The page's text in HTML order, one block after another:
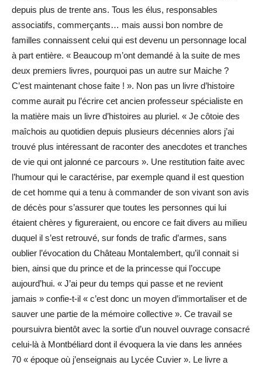
depuis plus de trente ans. Tous les élus, responsables
associatifs, commerçants… mais aussi bon nombre de
familles connaissent celui qui est devenu un personnage local
à part entière. « Beaucoup m’ont demandé à la suite de mes
deux premiers livres, pourquoi pas un autre sur Maiche ?
C’est maintenant chose faite ! ». Non pas un livre d’histoire
comme aurait pu l’écrire cet ancien professeur spécialiste en
la matière mais un livre d’histoires au pluriel. « Je côtoie des
maîchois au quotidien depuis plusieurs décennies alors j’ai
trouvé plus intéressant de raconter des anecdotes et tranches
de vie qui ont jalonné ce parcours ». Une restitution faite avec
l’humour qui le caractérise, par exemple quand il est question
de cet homme qui a tenu à commander de son vivant son avis
de décès pour s’assurer que toutes les personnes qui lui
étaient chères y figureraient, ou encore ce fait divers au milieu
duquel il s’est retrouvé, sur fonds de trafic d’armes, sans
oublier l’évocation du Château Montalembert, qu’il connait si
bien, ainsi que du prince et de la princesse qui l’occupe
aujourd’hui. « J’ai peur du temps qui passe et ne revient
jamais » confie-t-il « c’est donc un moyen d’immortaliser et de
sauver une partie de la mémoire collective ». Ce travail se
poursuivra bientôt avec la sortie d’un nouvel ouvrage consacré
celui-là à Montbéliard dont il évoquera la vie dans les années
70 « époque où j’enseignais au Lycée Cuvier ». Le livre a